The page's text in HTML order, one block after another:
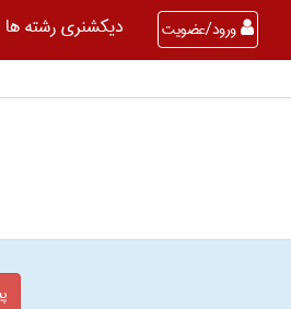
ورود/عضویت دیکشنری رشته ها